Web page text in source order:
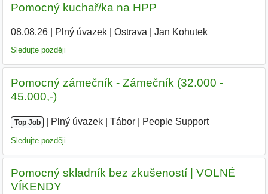
Pomocný kuchař/ka na HPP
08.08.26| Plný úvazek| Ostrava Jan Kohutek|
Sledujte později
Pomocný zámečník - Zámečník (32.000 -
45.000,-)
Top Job Plný úvazek Tábor People Support|
Sledujte později
Pomocný skladník bez zkušeností | VOLNÉ
VÍKENDY